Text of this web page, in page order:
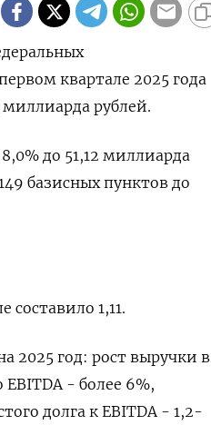
квартале 2025 года
рублей.
до 51,12 миллиарда
базисных пунктов до
составило 1,11.
2025 год: рост выручки в
- более 6%,
долга к EBITDA - 1,2-